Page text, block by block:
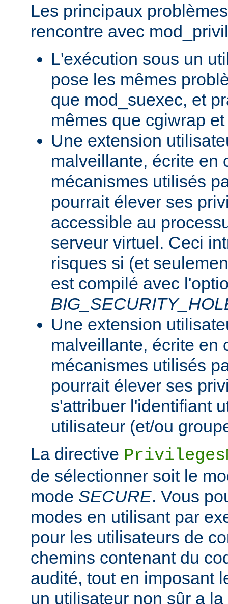
Les principaux
rencontre avec
L'exécution sous un
pose les mêmes
que mod_suexec, et
mêmes que cgiwrap
Une extension
malveillante, écrite en
mécanismes utilisés
pourrait élever ses
accessible au
serveur virtuel. Ceci
risques si (et
est compilé avec
Une extension
malveillante, écrite en
mécanismes utilisés
pourrait élever ses
s'attribuer l'identifiant
utilisateur (et/ou
La directive
de sélectionner soit le
mode SECURE. Vous
modes en utilisant par
pour les utilisateurs de
chemins contenant du
audité, tout en imposant
un utilisateur non sûr a